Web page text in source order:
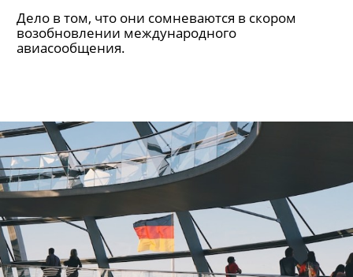
Дело в том, что они сомневаются в скором
возобновлении международного
авиасообщения.